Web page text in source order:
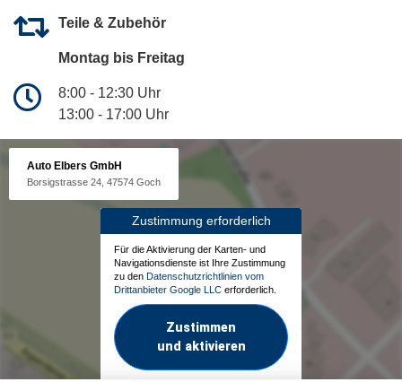
Teile & Zubehör
Montag bis Freitag
8:00 - 12:30 Uhr
13:00 - 17:00 Uhr
Auto Elbers GmbH
Borsigstrasse 24, 47574 Goch
Zustimmung erforderlich
Für die Aktivierung der Karten- und
Navigationsdienste ist Ihre Zustimmung
zu den Datenschutzrichtlinien vom
Drittanbieter Google LLC erforderlich.
Zustimmen
und aktivieren